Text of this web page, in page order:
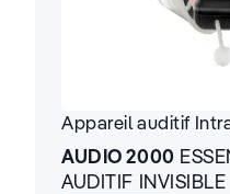
Appareil auditif
AUDIO 2000
AUDITIF INVISIBLE